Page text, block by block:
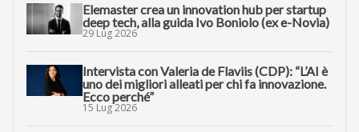
Elemaster crea un innovation hub per startup
deep tech, alla guida Ivo Boniolo (ex e-Novia)
29 Lug 2026
Intervista con Valeria de Flaviis (CDP): “L’AI è
uno dei migliori alleati per chi fa innovazione.
Ecco perché”
15 Lug 2026